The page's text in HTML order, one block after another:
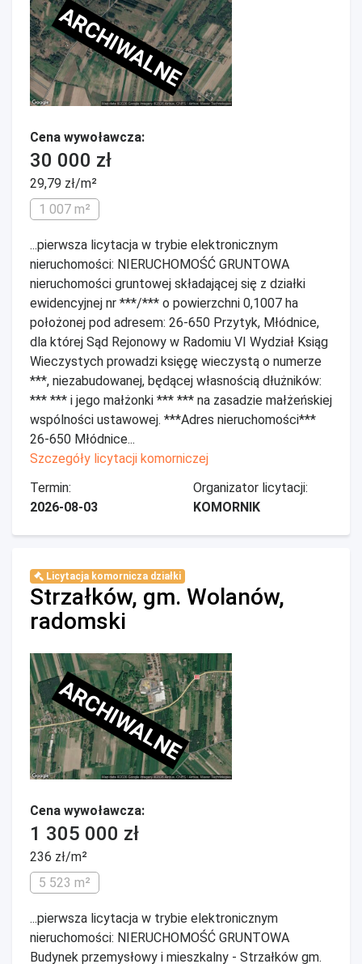
ARCHIWALNE
Cena wywoławcza:
30 000 zł
29,79 zł/m²
1 007 m²
...pierwsza licytacja w trybie elektronicznym
nieruchomości: NIERUCHOMOŚĆ GRUNTOWA
nieruchomości gruntowej składającej się z działki
ewidencyjnej nr ***/*** o powierzchni 0,1007 ha
położonej pod adresem: 26-650 Przytyk, Młódnice,
dla której Sąd Rejonowy w Radomiu VI Wydział Ksiąg
Wieczystych prowadzi księgę wieczystą o numerze
***, niezabudowanej, będącej własnością dłużników:
*** *** i jego małżonki *** *** na zasadzie małżeńskiej
wspólności ustawowej. ***Adres nieruchomości***
26-650 Młódnice...
Szczegóły licytacji komorniczej
Termin:
2026-08-03
Organizator licytacji:
KOMORNIK
Licytacja komornicza działki
Strzałków, gm. Wolanów,
radomski
ARCHIWALNE
Cena wywoławcza:
1 305 000 zł
236 zł/m²
5 523 m²
...pierwsza licytacja w trybie elektronicznym
nieruchomości: NIERUCHOMOŚĆ GRUNTOWA
Budynek przemysłowy i mieszkalny - Strzałków gm.